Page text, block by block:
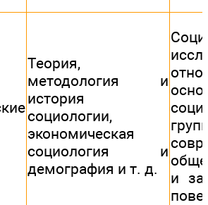
Теория,
методология и
история
социологии,
экономическая
социология и
демография и т. д.
и